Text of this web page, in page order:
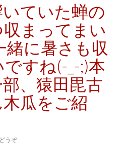
ていた蝉の
まってまい
緒に暑さも収
すね(-_-;)本
、猿田毘古
瓜をご紹
うぞ